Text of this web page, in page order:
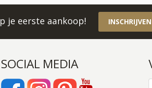
je eerste aankoop!
SOCIAL MEDIA